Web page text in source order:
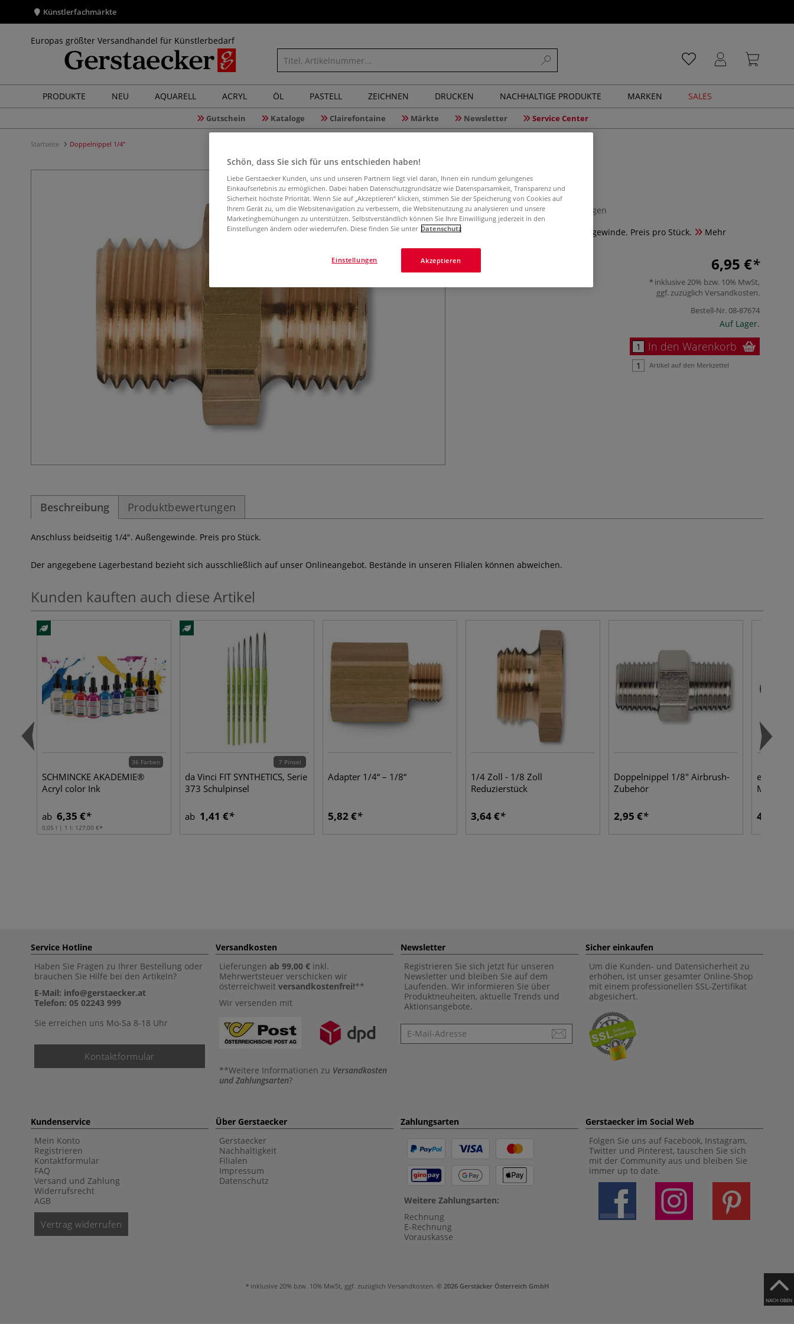
NACH OBEN
Künstlerfachmärkte
Europas größter Versandhandel für Künstlerbedarf
PRODUKTE NEU AQUARELL ACRYL ÖL PASTELL ZEICHNEN DRUCKEN NACHHALTIGE PRODUKTE MARKEN SALES
Gutschein Kataloge Clairefontaine Märkte Newsletter Service Center
Startseite Doppelnippel 1/4"
Doppelnippel 1/4"
0 Bewertungen
Anschluss beidseitig 1/4". Außengewinde. Preis pro Stück.
Mehr
6,95 €
inklusive 20% bzw. 10% MwSt,
ggf. zuzüglich Versandkosten.
Bestell-Nr.08-87674
Auf Lager.
In den Warenkorb
Artikel auf den Merkzettel
Beschreibung Produktbewertungen
Anschluss beidseitig 1/4". Außengewinde. Preis pro Stück.
Der angegebene Lagerbestand bezieht sich ausschließlich auf unser Onlineangebot. Bestände in unseren Filialen können abweichen.
Kunden kauften auch diese Artikel
36 Farben
SCHMINCKE AKADEMIE®
Acryl color Ink
ab 6,35 €
0,05 l | 1 l: 127,00 €
7 Pinsel
da Vinci FIT SYNTHETICS, Serie
373 Schulpinsel
ab 1,41 €
Adapter 1/4“ – 1/8“
5,82 €
1/4 Zoll - 1/8 Zoll
Reduzierstück
3,64 €
Doppelnippel 1/8" Airbrush-
Zubehör
2,95 €
edding®
Marker
4,29 €
Service Hotline
Haben Sie Fragen zu Ihrer Bestellung oder
brauchen Sie Hilfe bei den Artikeln?
E-Mail: info@gerstaecker.at
Telefon: 05 02243 999
Sie erreichen uns Mo-Sa 8-18 Uhr
Kontaktformular
Versandkosten
Lieferungen ab 99,00 € inkl.
Mehrwertsteuer verschicken wir
österreichweit versandkostenfrei!**
Wir versenden mit
**Weitere Informationen zu Versandkosten
und Zahlungsarten?
Newsletter
Registrieren Sie sich jetzt für unseren
Newsletter und bleiben Sie auf dem
Laufenden. Wir informieren Sie über
Produktneuheiten, aktuelle Trends und
Aktionsangebote.
Newsletter
Sicher einkaufen
Um die Kunden- und Datensicherheit zu
erhöhen, ist unser gesamter Online-Shop
mit einem professionellen SSL-Zertifikat
abgesichert.
Kundenservice
Mein Konto
Registrieren
Kontaktformular
FAQ
Versand und Zahlung
Widerrufsrecht
AGB
Vertrag widerrufen
Über Gerstaecker
Gerstaecker
Nachhaltigkeit
Filialen
Impressum
Datenschutz
Zahlungsarten
Weitere Zahlungsarten:
Rechnung
E-Rechnung
Vorauskasse
Gerstaecker im Social Web
Folgen Sie uns auf Facebook, Instagram,
Twitter und Pinterest, tauschen Sie sich
mit der Community aus und bleiben Sie
immer up to date.
inklusive 20% bzw. 10% MwSt, ggf. zuzüglich Versandkosten. © 2026 Gerstäcker Österreich GmbH
Schön, dass Sie sich für uns entschieden haben!
Liebe Gerstaecker Kunden, uns und unseren Partnern liegt viel daran, Ihnen ein rundum gelungenes
Einkaufserlebnis zu ermöglichen. Dabei haben Datenschutzgrundsätze wie Datensparsamkeit, Transparenz und
Sicherheit höchste Priorität. Wenn Sie auf „Akzeptieren“ klicken, stimmen Sie der Speicherung von Cookies auf
Ihrem Gerät zu, um die Websitenavigation zu verbessern, die Websitenutzung zu analysieren und unsere
Marketingbemühungen zu unterstützen. Selbstverständlich können Sie Ihre Einwilligung jederzeit in den
Einstellungen ändern oder wiederrufen. Diese finden Sie unter Datenschutz
Akzeptieren
Einstellungen